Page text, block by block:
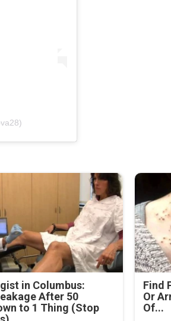
in Columbus:
After 50
to 1 Thing (Stop
Find
Or
Of...